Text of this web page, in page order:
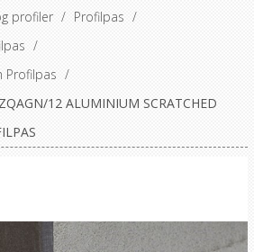
profiler / Profilpas /
/
Profilpas /
12 ALUMINIUM SCRATCHED